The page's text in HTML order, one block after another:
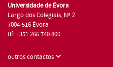
Universidade de Évora
Largo dos Colegiais, Nº 2
7004-516 Évora
tlf: +351 266 740 800
outros contactos